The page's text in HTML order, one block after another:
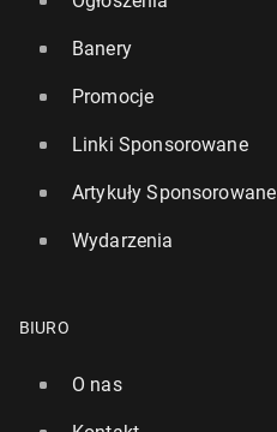
Banery
Promocje
Linki Sponsorowane
Artykuły Sponsorowane
Wydarzenia
BIURO
O nas